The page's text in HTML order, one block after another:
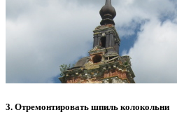
3. Отремонтировать шпиль колокольни